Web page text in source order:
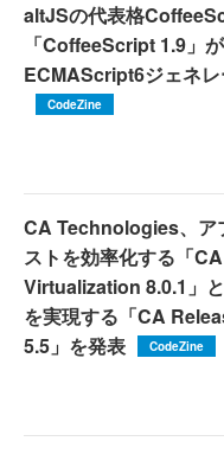
altJSの代表格
「CoffeeScript 1.9」が
ECMAScript6ジェネ
CodeZine
CA Technologies、ア
ストを効率化する「
Virtualization 8.0.1」
を実現する「CA
5.5」を発表
CodeZine